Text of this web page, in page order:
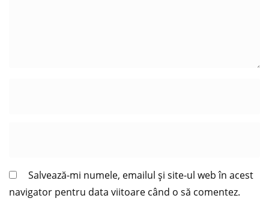
Salvează-mi numele, emailul și site-ul web în acest
navigator pentru data viitoare când o să comentez.